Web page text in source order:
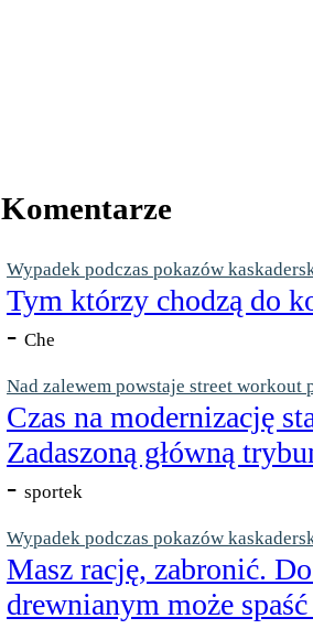
Komentarze
Wypadek podczas pokazów
Tym którzy chodzą do
- Che
Nad zalewem powstaje street workout
Czas na modernizację
Zadaszoną główną
- sportek
Wypadek podczas pokazów
Masz rację, zabronić.
drewnianym może